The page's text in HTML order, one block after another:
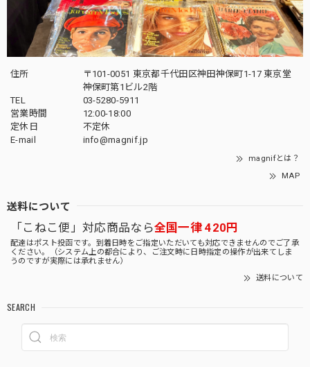
住所
〒101-0051 東京都千代田区神田神保町1-17 東京堂
神保町第1ビル2階
TEL
03-5280-5911
営業時間
12:00-18:00
定休日
不定休
E-mail
info@magnif.jp
magnifとは？
MAP
送料について
「こねこ便」対応商品なら全国一律 420円
配達はポスト投函です。到着日時をご指定いただいても対応できませんのでご了承
ください。（システム上の都合により、ご注文時に日時指定の操作が出来てしま
うのですが実際には承れません）
送料について
SEARCH